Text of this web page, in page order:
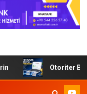
Otoriter